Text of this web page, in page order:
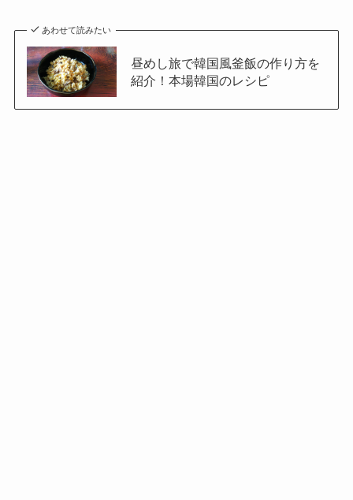
あわせて読みたい
昼めし旅で韓国風釜飯の作り方を
紹介！本場韓国のレシピ